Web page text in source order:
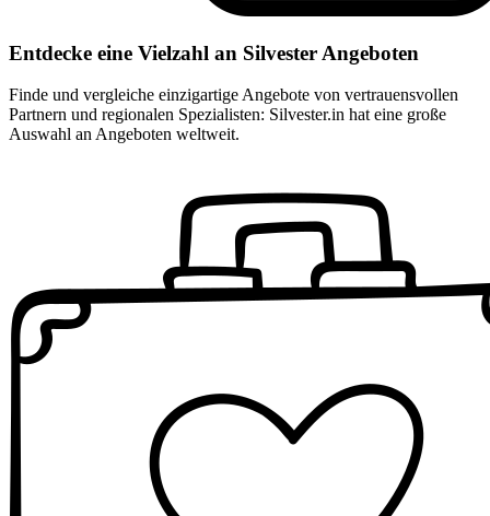
Entdecke eine Vielzahl an Silvester Angeboten
Finde und vergleiche einzigartige Angebote von vertrauensvollen
Partnern und regionalen Spezialisten: Silvester.in hat eine große
Auswahl an Angeboten weltweit.